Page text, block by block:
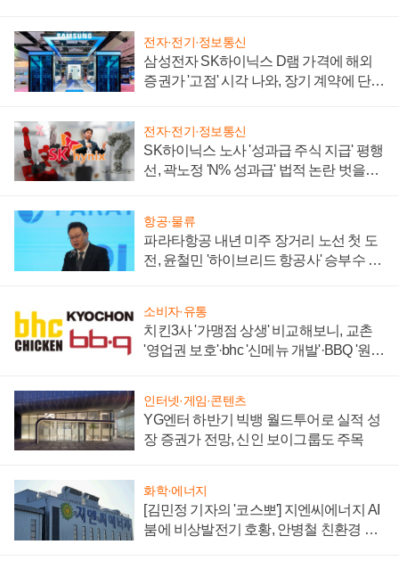
전자·전기·정보통신
삼성전자 SK하이닉스 D램 가격에 해외
증권가 '고점' 시각 나와, 장기 계약에 단점
전자·전기·정보통신
SK하이닉스 노사 '성과급 주식 지급' 평행
선, 곽노정 'N% 성과급' 법적 논란 벗을지
항공·물류
파라타항공 내년 미주 장거리 노선 첫 도
전, 윤철민 '하이브리드 항공사' 승부수 통
소비자·유통
치킨3사 '가맹점 상생' 비교해보니, 교촌
'영업권 보호'·bhc '신메뉴 개발'·BBQ '원가
인터넷·게임·콘텐츠
YG엔터 하반기 빅뱅 월드투어로 실적 성
장 증권가 전망, 신인 보이그룹도 주목
화학·에너지
[김민정 기자의 '코스뽀'] 지엔씨에너지 AI
붐에 비상발전기 호황, 안병철 친환경 에